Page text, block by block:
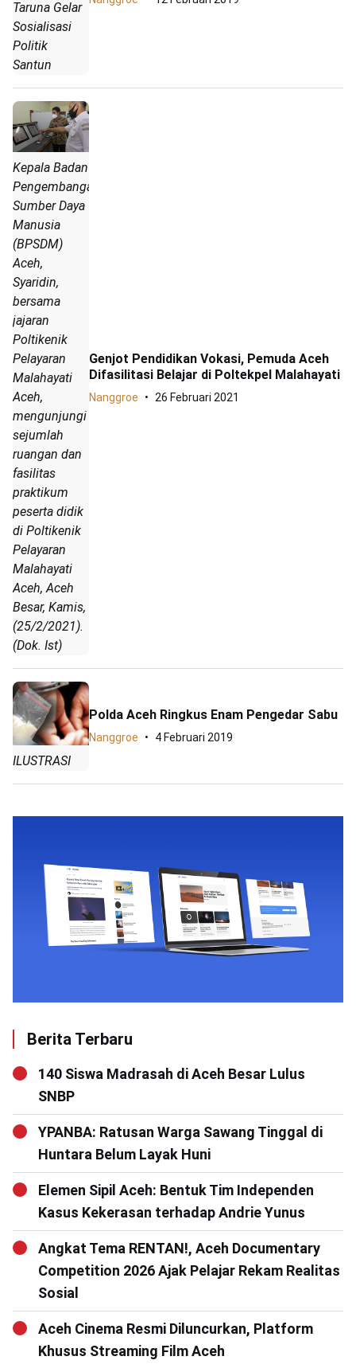
Taruna Gelar
Sosialisasi
Politik
Santun
Kepala Badan
Pengembangan
Sumber Daya
Manusia
(BPSDM)
Aceh,
Syaridin,
bersama
jajaran
Poltikenik
Pelayaran
Malahayati
Aceh,
mengunjungi
sejumlah
ruangan dan
fasilitas
praktikum
peserta didik
di Poltikenik
Pelayaran
Malahayati
Aceh, Aceh
Besar, Kamis,
(25/2/2021).
(Dok. Ist)
Genjot Pendidikan Vokasi, Pemuda Aceh
Difasilitasi Belajar di Poltekpel Malahayati
Nanggroe 26 Februari 2021
ILUSTRASI
Polda Aceh Ringkus Enam Pengedar Sabu
Nanggroe 4 Februari 2019
Berita Terbaru
140 Siswa Madrasah di Aceh Besar Lulus
SNBP
YPANBA: Ratusan Warga Sawang Tinggal di
Huntara Belum Layak Huni
Elemen Sipil Aceh: Bentuk Tim Independen
Kasus Kekerasan terhadap Andrie Yunus
Angkat Tema RENTAN!, Aceh Documentary
Competition 2026 Ajak Pelajar Rekam Realitas
Sosial
Aceh Cinema Resmi Diluncurkan, Platform
Khusus Streaming Film Aceh